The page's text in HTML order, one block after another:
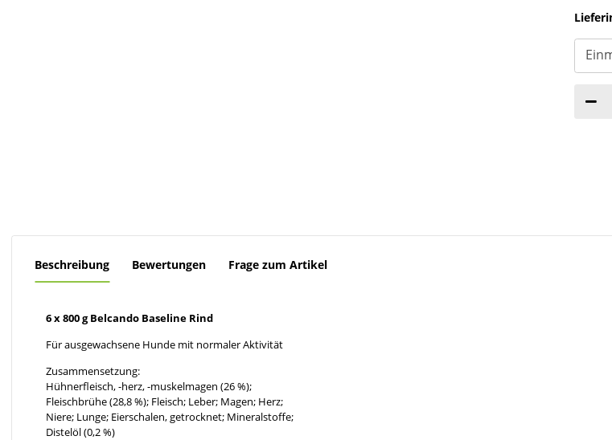
Beschreibung Bewertungen Frage zum Artikel
6 x 800 g Belcando Baseline Rind
Für ausgewachsene Hunde mit normaler Aktivität
Zusammensetzung:
Hühnerfleisch, -herz, -muskelmagen (26 %);
Fleischbrühe (28,8 %); Fleisch; Leber; Magen; Herz;
Niere; Lunge; Eierschalen, getrocknet; Mineralstoffe;
Distelöl (0,2 %)